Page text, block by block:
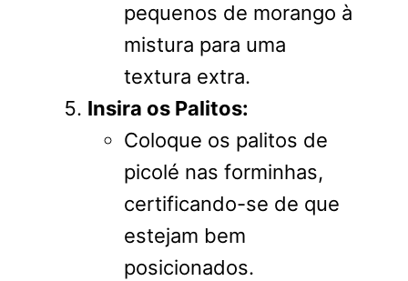
pequenos de morango à
mistura para uma
textura extra.
Insira os Palitos:
Coloque os palitos de
picolé nas forminhas,
certificando-se de que
estejam bem
posicionados.